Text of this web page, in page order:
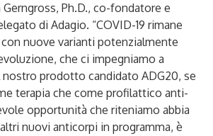
Ph.D., co-fondatore e
di Adagio. “COVID-19 rimane
nuove varianti potenzialmente
che ci impegniamo a
prodotto candidato ADG20, se
terapia che come profilattico anti-
opportunità che riteniamo abbia
nuovi anticorpi in programma, è